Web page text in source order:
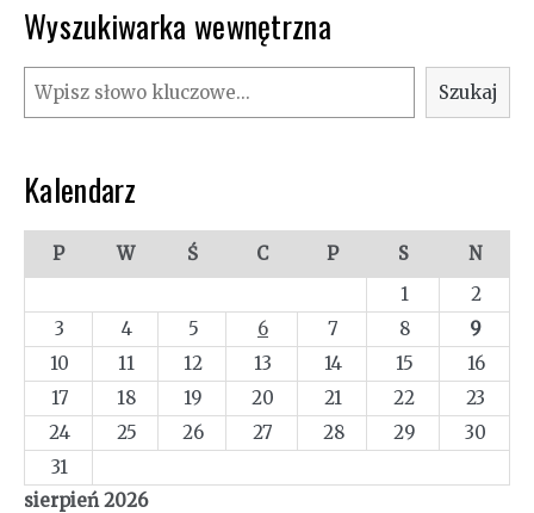
Wyszukiwarka wewnętrzna
Szukaj
Szukaj
Kalendarz
sierpień 2026
P W Ś C P S
N
1
2
3
4 5 6 7 8
9
10
11 12 13 14 15
16
17
18 19 20 21 22
23
24
25 26 27 28 29
30
31